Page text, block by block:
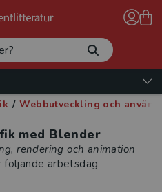
/ Webbutveckling och
med Blender
rendering och animation
följande arbetsdag